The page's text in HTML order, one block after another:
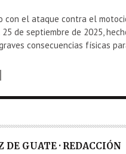
con el ataque contra el
de septiembre de 2025,
consecuencias físicas
DE GUATE · REDACCIÓN